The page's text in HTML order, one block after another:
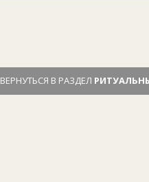
ВЕРНУТЬСЯ В РАЗДЕЛ